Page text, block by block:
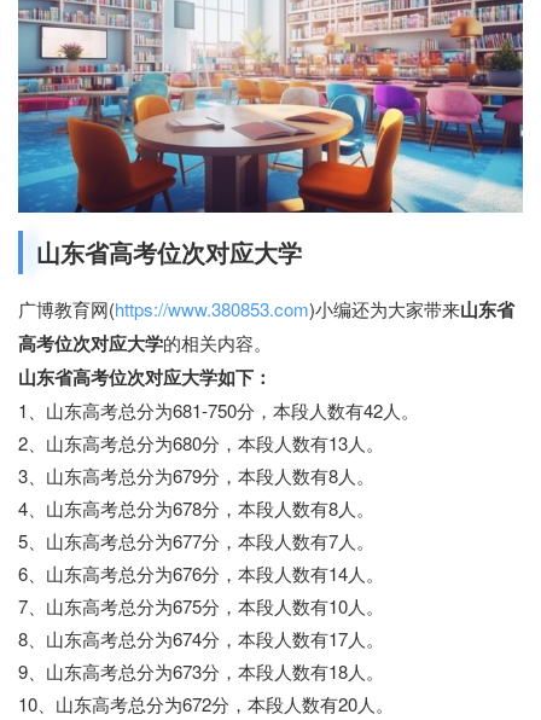
山东省高考位次对应大学
广博教育网(https://www.380853.com)小编还为大家带来山东省
高考位次对应大学的相关内容。
山东省高考位次对应大学如下：
1、山东高考总分为681-750分，本段人数有42人。
2、山东高考总分为680分，本段人数有13人。
3、山东高考总分为679分，本段人数有8人。
4、山东高考总分为678分，本段人数有8人。
5、山东高考总分为677分，本段人数有7人。
6、山东高考总分为676分，本段人数有14人。
7、山东高考总分为675分，本段人数有10人。
8、山东高考总分为674分，本段人数有17人。
9、山东高考总分为673分，本段人数有18人。
10、山东高考总分为672分，本段人数有20人。